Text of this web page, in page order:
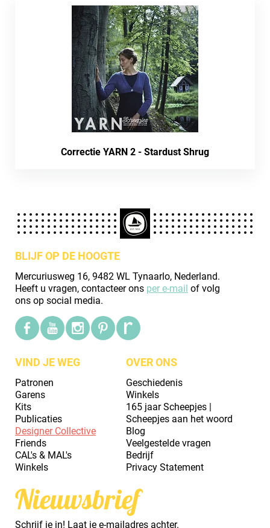
Correctie YARN 2 - Stardust Shrug
BLIJF OP DE HOOGTE
Mercuriusweg 16, 9482 WL Tynaarlo, Nederland.
Heeft u vragen, contacteer ons per e-mail of volg
ons op social media.
VIND JE WEG
Patronen
Garens
Kits
Publicaties
Designer Collective
Friends
CAL's & MAL's
Winkels
OVER ONS
Geschiedenis
Winkels
165 jaar Scheepjes |
Scheepjes aan het woord
Blog
Veelgestelde vragen
Bedrijf
Privacy Statement
Nieuwsbrief
Schrijf je in! Laat je e-mailadres achter.